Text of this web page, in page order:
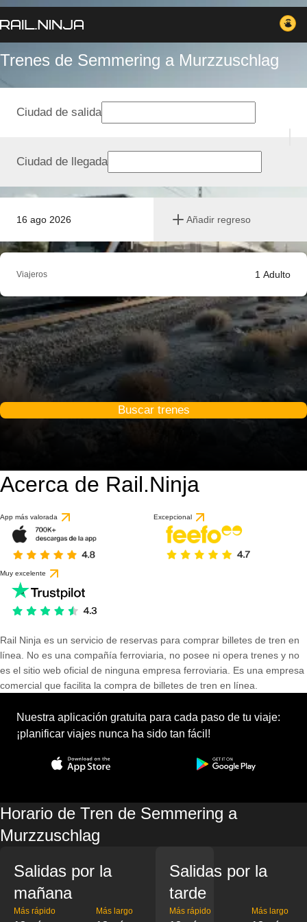
Trenes de Semmering a Murzzuschlag
16 ago 2026 Añadir regreso
Ciudad de salida
Ciudad de llegada
Viajeros 1 Adulto
Buscar trenes
Acerca de Rail.Ninja
App más valorada Excepcional
Muy excelente
Rail Ninja es un servicio de reservas para comprar billetes de tren en
línea. No es una compañía ferroviaria, no posee ni opera trenes y no
es el sitio web oficial de ninguna empresa ferroviaria. Es una empresa
comercial que facilita la compra de billetes de tren en línea.
Nuestra aplicación gratuita para cada paso de tu viaje:
¡planificar viajes nunca ha sido tan fácil!
Horario de Tren de Semmering a
Murzzuschlag
Salidas por la
mañana
Más rápido Más largo
Salidas por la
tarde
Más rápido Más largo